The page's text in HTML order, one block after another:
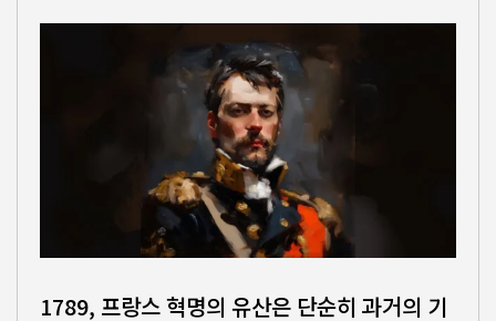
1789, 프랑스 혁명의 유산은 단순히 과거의 기